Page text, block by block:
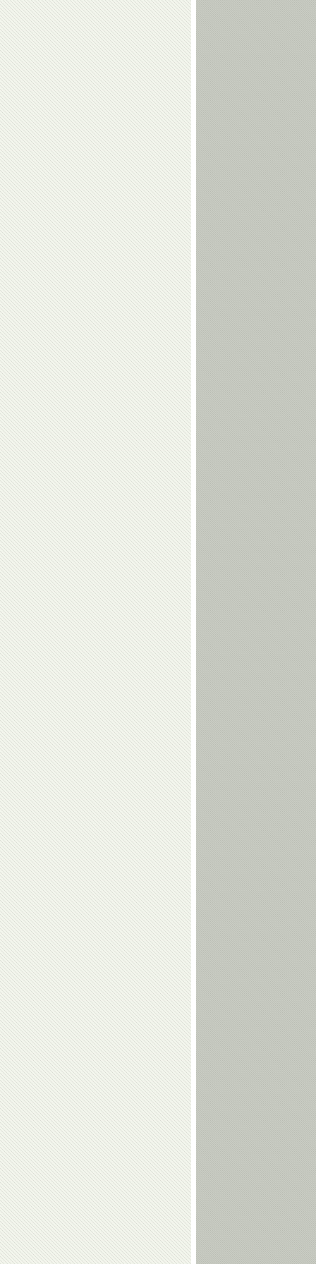
Сергей
ФИЛИППОВ
Игорь
КАЗИКОВ
Сергей
Ворожун
Дмитрий
Крикорьянц
Александр
Ухов
Сергей
Елисеев
Ольга
Капранова
Николай
Горелов
Юрий
Шахмурадов
Гоги
Когуашвили
Тамерлан
Башаев
Наталья
Кузютина
Валерий
Алфосов
Евгений
Гребенкин
Алексей
Дудченко
Ирина
Караваева
Елена
Чайковская
Виктор
Кудрявцев
Владимир
Воронков
Геннадий
Карпоносов
Алина
Загитова
Андрей
Максимов
Ангелина
Мельникова
Виктория
Комова
Владимир
Юрзинов-
старший
Анжела
Фоменко
Сергей
Соловейчик
Дзамболат
Тедеев
Алексей
Свирин
Николай
Макаров
Людмила
Марунова
Алексей
Козин